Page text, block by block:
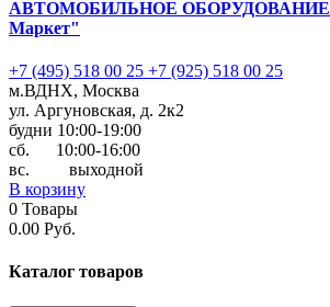
АВТОМОБИЛЬНОЕ ОБОРУДОВАНИЕ
Маркет"
+7 (495) 518 00 25 +7 (925) 518 00 25
м.ВДНХ, Москва
ул. Аргуновская, д. 2к2
будни 10:00-19:00
cб. 10:00-16:00
вс. выходной
В корзину
0 Товары
0.00 Руб.
Каталог товаров